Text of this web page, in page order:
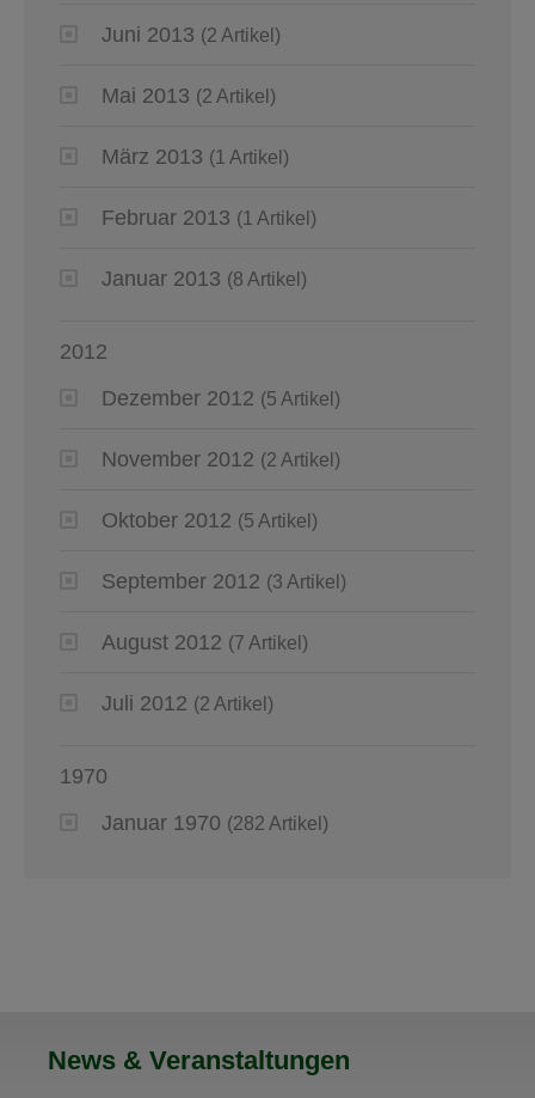
Juni 2013 (2 Artikel)
Mai 2013 (2 Artikel)
März 2013 (1 Artikel)
Februar 2013 (1 Artikel)
Januar 2013 (8 Artikel)
2012
Dezember 2012 (5 Artikel)
November 2012 (2 Artikel)
Oktober 2012 (5 Artikel)
September 2012 (3 Artikel)
August 2012 (7 Artikel)
Juli 2012 (2 Artikel)
1970
Januar 1970 (282 Artikel)
News & Veranstaltungen